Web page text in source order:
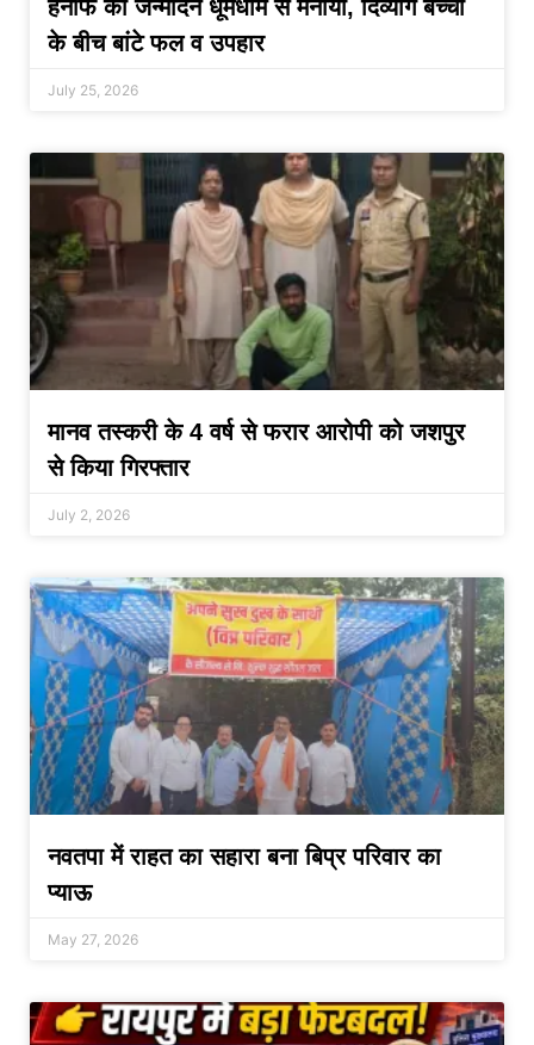
हनीफ का जन्मदिन धूमधाम से मनाया, दिव्यांग बच्चों
के बीच बांटे फल व उपहार
July 25, 2026
मानव तस्करी के 4 वर्ष से फरार आरोपी को जशपुर
से किया गिरफ्तार
July 2, 2026
नवतपा में राहत का सहारा बना बिप्र परिवार का
प्याऊ
May 27, 2026